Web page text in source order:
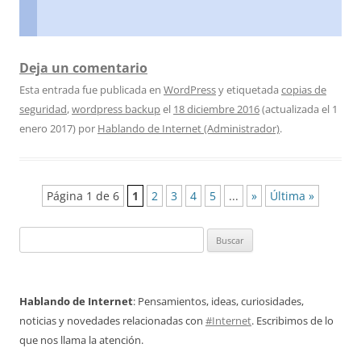
Deja un comentario
Esta entrada fue publicada en WordPressy etiquetada copias de
seguridad,wordpress backupel 18 diciembre 2016(actualizada el 1
enero 2017) por Hablando de Internet (Administrador).
Navegación
Página 1 de 6 1 2 3 4 5 ... » Última »
Hablando de Internet: Pensamientos, ideas, curiosidades,
noticias y novedades relacionadas con #Internet. Escribimos de lo
que nos llama la atención.